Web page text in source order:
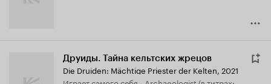
Друиды. Тайна кельтских жрецов
Die Druiden: Mächtige Priester der Kelten, 2021